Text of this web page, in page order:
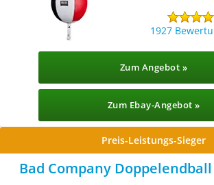
1927
Zum Angebot »
Zum Ebay-Angebot »
Preis-Leistungs-Sieger
Bad Company